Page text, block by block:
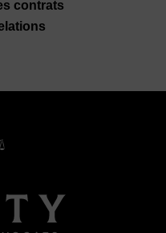
contrats